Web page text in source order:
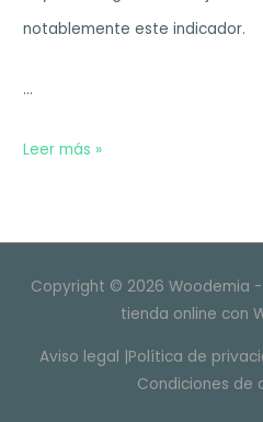
notablemente este indicador.
…
Cómo
de
de
Leer más »
Copyright © 2026 Woodemia
tienda online con
Aviso legal |Política de
Condiciones de